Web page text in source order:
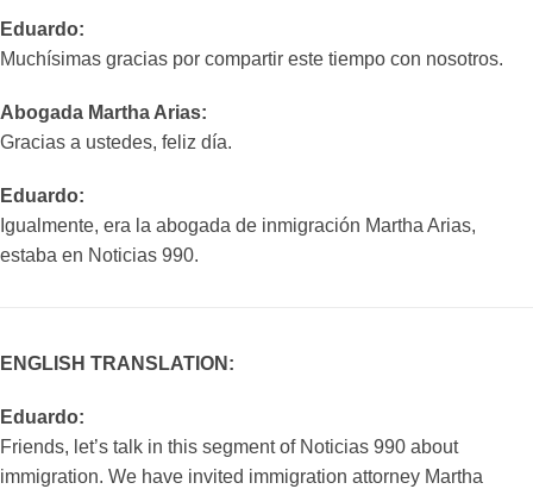
Eduardo:
Muchísimas gracias por compartir este tiempo con nosotros.
Abogada Martha Arias:
Gracias a ustedes, feliz día.
Eduardo:
Igualmente, era la abogada de inmigración Martha Arias,
estaba en Noticias 990.
ENGLISH TRANSLATION:
Eduardo:
Friends, let’s talk in this segment of Noticias 990 about
immigration. We have invited immigration attorney Martha